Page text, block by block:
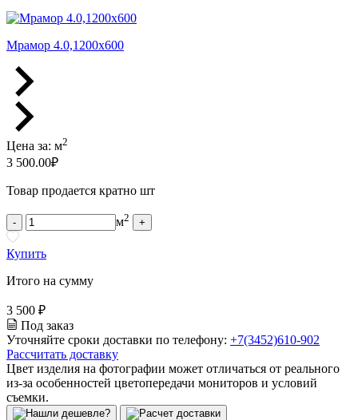
Мрамор 4.0,1200x600
Цена за: м2
3 500.00₽
Товар продается кратно шт
- м2 +
Купить
Итого на сумму
3 500 ₽
Под заказ
Уточняйте сроки доставки по телефону: +7(3452)610-902
Рассчитать доставку
Цвет изделия на фотографии может отличаться от реального
из-за особенностей цветопередачи мониторов и условий
съемки.